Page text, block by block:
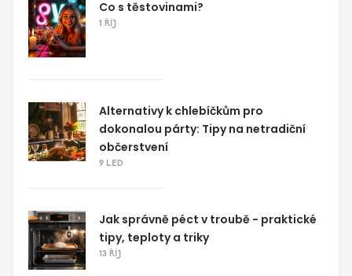
Co s těstovinami?
1 ŘÍJ
Alternativy k chlebíčkům pro
dokonalou párty: Tipy na netradiční
občerstvení
9 LED
Jak správně péct v troubě - praktické
tipy, teploty a triky
13 ŘÍJ